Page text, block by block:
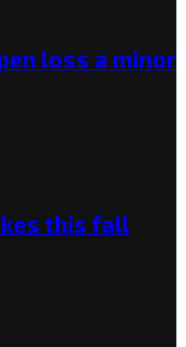
loss a minor
this fall